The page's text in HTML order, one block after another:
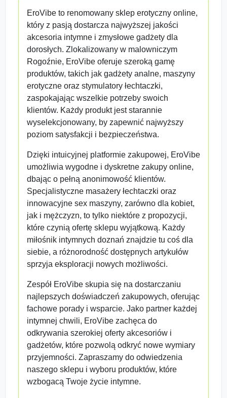
EroVibe to renomowany sklep erotyczny online,
który z pasją dostarcza najwyższej jakości
akcesoria intymne i zmysłowe gadżety dla
dorosłych. Zlokalizowany w malowniczym
Rogoźnie, EroVibe oferuje szeroką gamę
produktów, takich jak gadżety analne, maszyny
erotyczne oraz stymulatory łechtaczki,
zaspokajając wszelkie potrzeby swoich
klientów. Każdy produkt jest starannie
wyselekcjonowany, by zapewnić najwyższy
poziom satysfakcji i bezpieczeństwa.
Dzięki intuicyjnej platformie zakupowej, EroVibe
umożliwia wygodne i dyskretne zakupy online,
dbając o pełną anonimowość klientów.
Specjalistyczne masażery łechtaczki oraz
innowacyjne sex maszyny, zarówno dla kobiet,
jak i mężczyzn, to tylko niektóre z propozycji,
które czynią ofertę sklepu wyjątkową. Każdy
miłośnik intymnych doznań znajdzie tu coś dla
siebie, a różnorodność dostępnych artykułów
sprzyja eksploracji nowych możliwości.
Zespół EroVibe skupia się na dostarczaniu
najlepszych doświadczeń zakupowych, oferując
fachowe porady i wsparcie. Jako partner każdej
intymnej chwili, EroVibe zachęca do
odkrywania szerokiej oferty akcesoriów i
gadżetów, które pozwolą odkryć nowe wymiary
przyjemności. Zapraszamy do odwiedzenia
naszego sklepu i wyboru produktów, które
wzbogacą Twoje życie intymne.